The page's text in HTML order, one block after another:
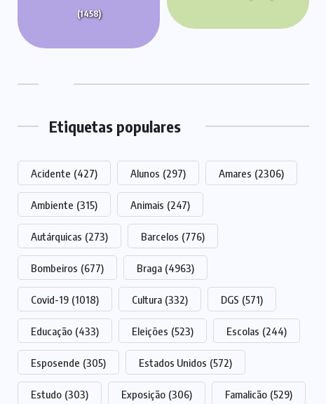
(1458)
Etiquetas populares
Acidente (427) Alunos (297) Amares (2306)
Ambiente (315) Animais (247)
Autárquicas (273) Barcelos (776)
Bombeiros (677) Braga (4963)
Covid-19 (1018) Cultura (332) DGS (571)
Educação (433) Eleições (523) Escolas (244)
Esposende (305) Estados Unidos (572)
Estudo (303) Exposição (306) Famalicão (529)